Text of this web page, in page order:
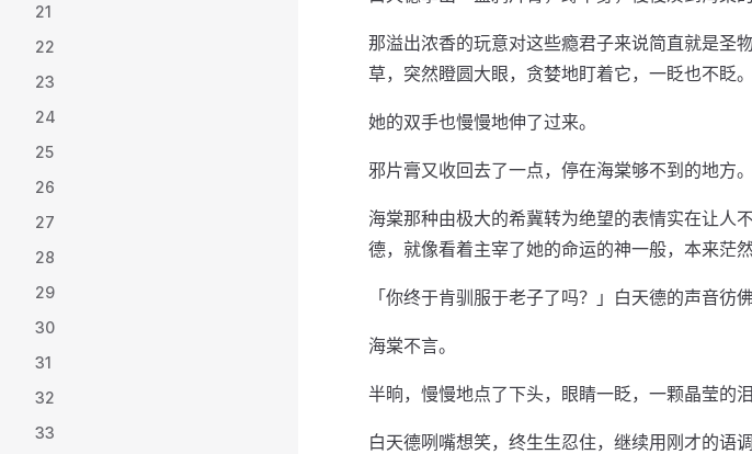
21
22
23
24
25
26
27
28
29
30
31
32
33
那溢出浓香的玩意对这些瘾君子来说简直就是圣
草，突然瞪圆大眼，贪婪地盯着它，一眨也不眨。
她的双手也慢慢地伸了过来。
邪片膏又收回去了一点，停在海棠够不到的地方。
海棠那种由极大的希冀转为绝望的表情实在让人
德，就像看着主宰了她的命运的神一般，本来茫
「你终于肯驯服于老子了吗？」白天德的声音彷
海棠不言。
半晌，慢慢地点了下头，眼睛一眨，一颗晶莹的
白天德咧嘴想笑，终生生忍住，继续用刚才的语